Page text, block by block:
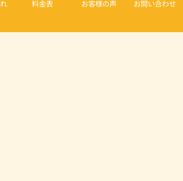
料金表 お客様の声 お問い合わせ